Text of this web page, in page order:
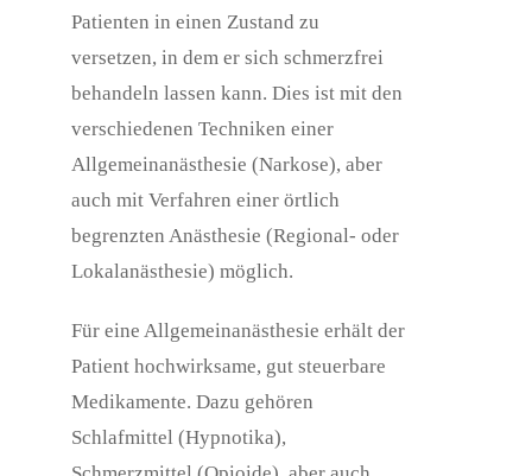
Patienten in einen Zustand zu
versetzen, in dem er sich schmerzfrei
behandeln lassen kann. Dies ist mit den
verschiedenen Techniken einer
Allgemeinanästhesie (Narkose), aber
auch mit Verfahren einer örtlich
begrenzten Anästhesie (Regional- oder
Lokalanästhesie) möglich.
Für eine Allgemeinanästhesie erhält der
Patient hochwirksame, gut steuerbare
Medikamente. Dazu gehören
Schlafmittel (Hypnotika),